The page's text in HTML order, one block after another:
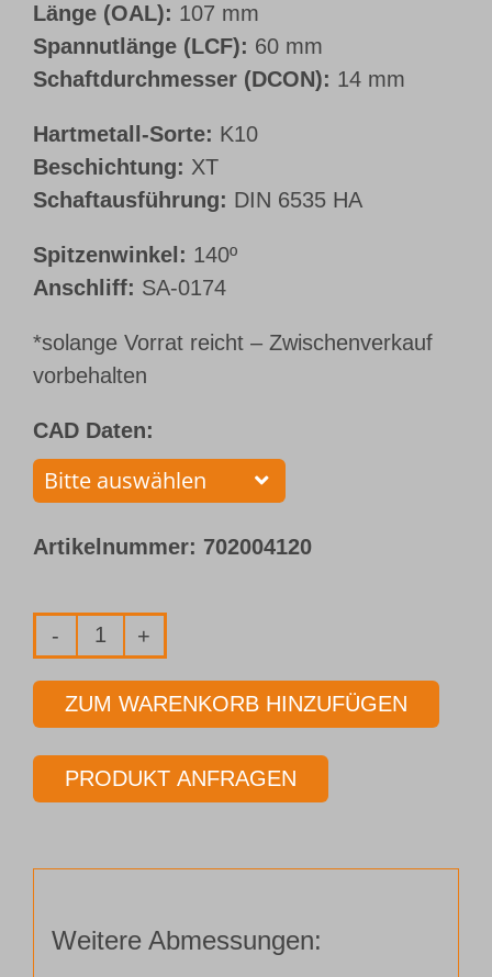
Länge (OAL): 107 mm
Spannutlänge (LCF): 60 mm
Schaftdurchmesser (DCON): 14 mm
Hartmetall-Sorte: K10
Beschichtung: XT
Schaftausführung: DIN 6535 HA
Spitzenwinkel: 140º
Anschliff: SA-0174
*solange Vorrat reicht – Zwischenverkauf
vorbehalten
CAD Daten:
Artikelnummer: 702004120
Vollhartmetall-
Pilotbohrer
Typ 153-
Ø 13,50 mm
ZUM WARENKORB HINZUFÜGEN
PRODUKT ANFRAGEN
Weitere Abmessungen: